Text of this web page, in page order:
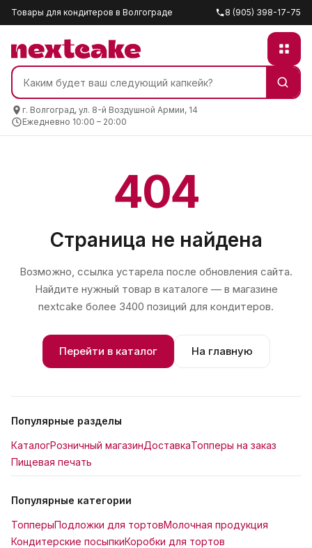
Товары для кондитеров в Волгограде 8 (905) 398-17-75
г. Волгоград, ул. 8-й Воздушной Армии, 14
Ежедневно 10:00 – 20:00
404
Страница не найдена
Возможно, ссылка устарела после обновления сайта.
Найдите нужный товар в каталоге — в магазине
nextcake более 3400 позиций для кондитеров.
Перейти в каталог На главную
Популярные разделы
КаталогРозничный магазинДоставкаТопперы на заказ
Пищевая печать
Популярные категории
ТопперыПодложки для тортовМолочная продукция
Кондитерские посыпкиКоробки для тортов